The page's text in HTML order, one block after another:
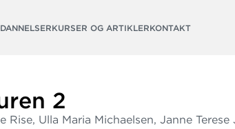
KURSER OG ARTIKLERKONTAKT
2
Ulla Maria Michaelsen, Janne Terese